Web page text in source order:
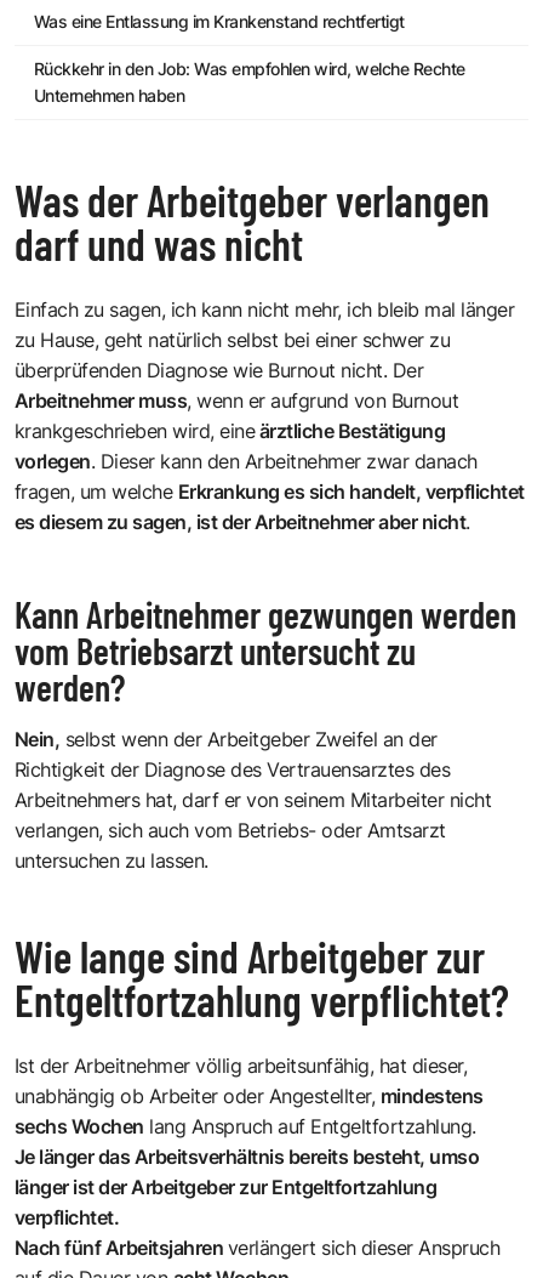
Was eine Entlassung im Krankenstand rechtfertigt
Rückkehr in den Job: Was empfohlen wird, welche Rechte
Unternehmen haben
Was der Arbeitgeber verlangen
darf und was nicht
Einfach zu sagen, ich kann nicht mehr, ich bleib mal länger
zu Hause, geht natürlich selbst bei einer schwer zu
überprüfenden Diagnose wie Burnout nicht. Der
Arbeitnehmer muss, wenn er aufgrund von Burnout
krankgeschrieben wird, eineärztliche Bestätigung
vorlegen. Dieser kann den Arbeitnehmer zwar danach
fragen, um welche Erkrankung es sich handelt, verpflichtet
es diesem zu sagen, ist der Arbeitnehmer aber nicht.
Kann Arbeitnehmer gezwungen werden
vom Betriebsarzt untersucht zu
werden?
Nein, selbst wenn der Arbeitgeber Zweifel an der
Richtigkeit der Diagnose des Vertrauensarztes des
Arbeitnehmers hat, darf er von seinem Mitarbeiter nicht
verlangen, sich auch vom Betriebs- oder Amtsarzt
untersuchen zu lassen.
Wie lange sind Arbeitgeber zur
Entgeltfortzahlung verpflichtet?
Ist der Arbeitnehmer völlig arbeitsunfähig, hat dieser,
unabhängig ob Arbeiter oder Angestellter, mindestens
sechs Wochen lang Anspruch auf Entgeltfortzahlung.
Je länger das Arbeitsverhältnis bereits besteht, umso
länger ist der Arbeitgeber zur Entgeltfortzahlung
verpflichtet.
Nach fünf Arbeitsjahren verlängert sich dieser Anspruch